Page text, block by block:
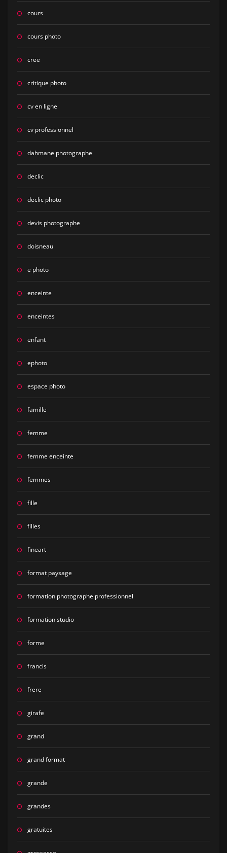
cours
cours photo
cree
critique photo
cv en ligne
cv professionnel
dahmane photographe
declic
declic photo
devis photographe
doisneau
e photo
enceinte
enceintes
enfant
ephoto
espace photo
famille
femme
femme enceinte
femmes
fille
filles
fineart
format paysage
formation photographe professionnel
formation studio
forme
francis
frere
girafe
grand
grand format
grande
grandes
gratuites